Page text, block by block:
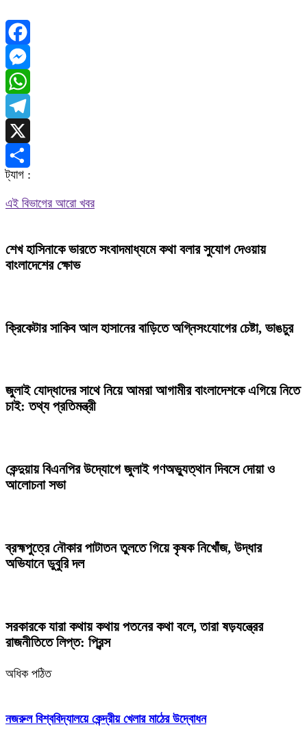
Facebook
Messenger
WhatsApp
Telegram
X
Share
ট্যাগ :
এই বিভাগের আরো খবর
শেখ হাসিনাকে ভারতে সংবাদমাধ্যমে কথা বলার সুযোগ দেওয়ায়
বাংলাদেশের ক্ষোভ
ক্রিকেটার সাকিব আল হাসানের বাড়িতে অগ্নিসংযোগের চেষ্টা, ভাঙচুর
জুলাই যোদ্ধাদের সাথে নিয়ে আমরা আগামীর বাংলাদেশকে এগিয়ে নিতে
চাই: তথ্য প্রতিমন্ত্রী
কেন্দুয়ায় বিএনপির উদ্যোগে জুলাই গণঅভ্যুত্থান দিবসে দোয়া ও
আলোচনা সভা
ব্রহ্মপুত্রে নৌকার পাটাতন তুলতে গিয়ে কৃষক নিখোঁজ, উদ্ধার
অভিযানে ডুবুরি দল
সরকারকে যারা কথায় কথায় পতনের কথা বলে, তারা ষড়যন্ত্রের
রাজনীতিতে লিপ্ত: প্রিন্স
অধিক পঠিত
নজরুল বিশ্ববিদ্যালয়ে কেন্দ্রীয় খেলার মাঠের উদ্বোধন